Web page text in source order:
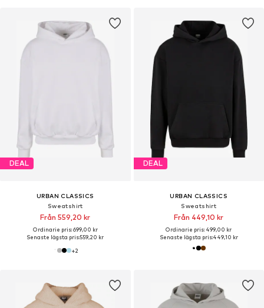
DEAL
URBAN CLASSICS
Sweatshirt
Från 559,20 kr
Ordinarie pris: 699,00 kr
Senaste lägsta pris:559,20 kr
+2
DEAL
URBAN CLASSICS
Sweatshirt
Från 449,10 kr
Ordinarie pris: 499,00 kr
Senaste lägsta pris:449,10 kr